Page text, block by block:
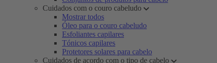
Cuidados com o couro cabeludo
Mostrar todos
Óleo para o couro cabeludo
Esfoliantes capilares
Tónicos capilares
Protetores solares para cabelo
Cuidados de acordo com o tipo de cabelo